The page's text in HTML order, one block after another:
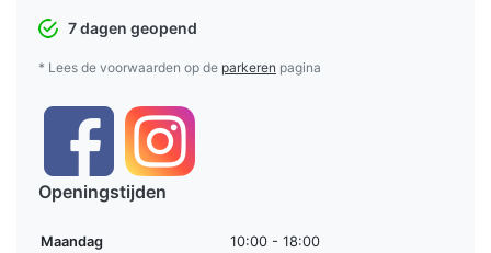
7 dagen geopend
* Lees de voorwaarden op de parkeren pagina
Openingstijden
Maandag 10:00 - 18:00